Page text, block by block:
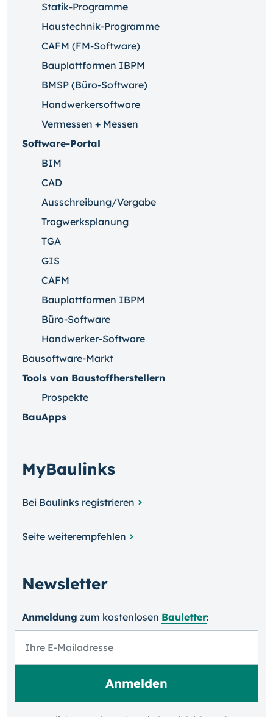
Statik-Programme
Haustechnik-Programme
CAFM (FM-Software)
Bauplattformen IBPM
BMSP (Büro-Software)
Handwerkersoftware
Vermessen + Messen
Software-Portal
BIM
CAD
Ausschreibung/Vergabe
Tragwerksplanung
TGA
GIS
CAFM
Bauplattformen IBPM
Büro-Software
Handwerker-Software
Bausoftware-Markt
Tools von Baustoffherstellern
Prospekte
BauApps
MyBaulinks
Bei Baulinks registrieren
Seite weiterempfehlen
Newsletter
Anmeldung zum kosten­losen Bauletter: